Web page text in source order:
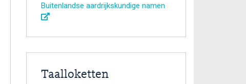
Buitenlandse aardrijkskundige namen
Taalloketten